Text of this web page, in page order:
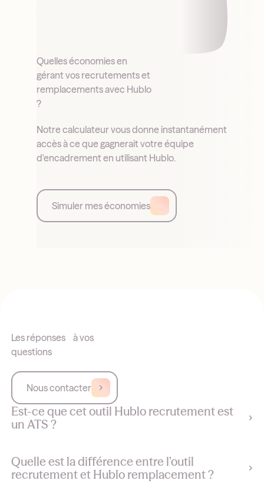
Quelles économies en
gérant vos recrutements et
remplacements avec Hublo
?
Notre calculateur vous donne instantanément
accès à ce que gagnerait votre équipe
d'encadrement en utilisant Hublo.
Simuler mes économies
Les réponses à vos
questions
Nous contacter
Est-ce que cet outil Hublo recrutement est
un ATS ?
Quelle est la différence entre l’outil
recrutement et Hublo remplacement ?